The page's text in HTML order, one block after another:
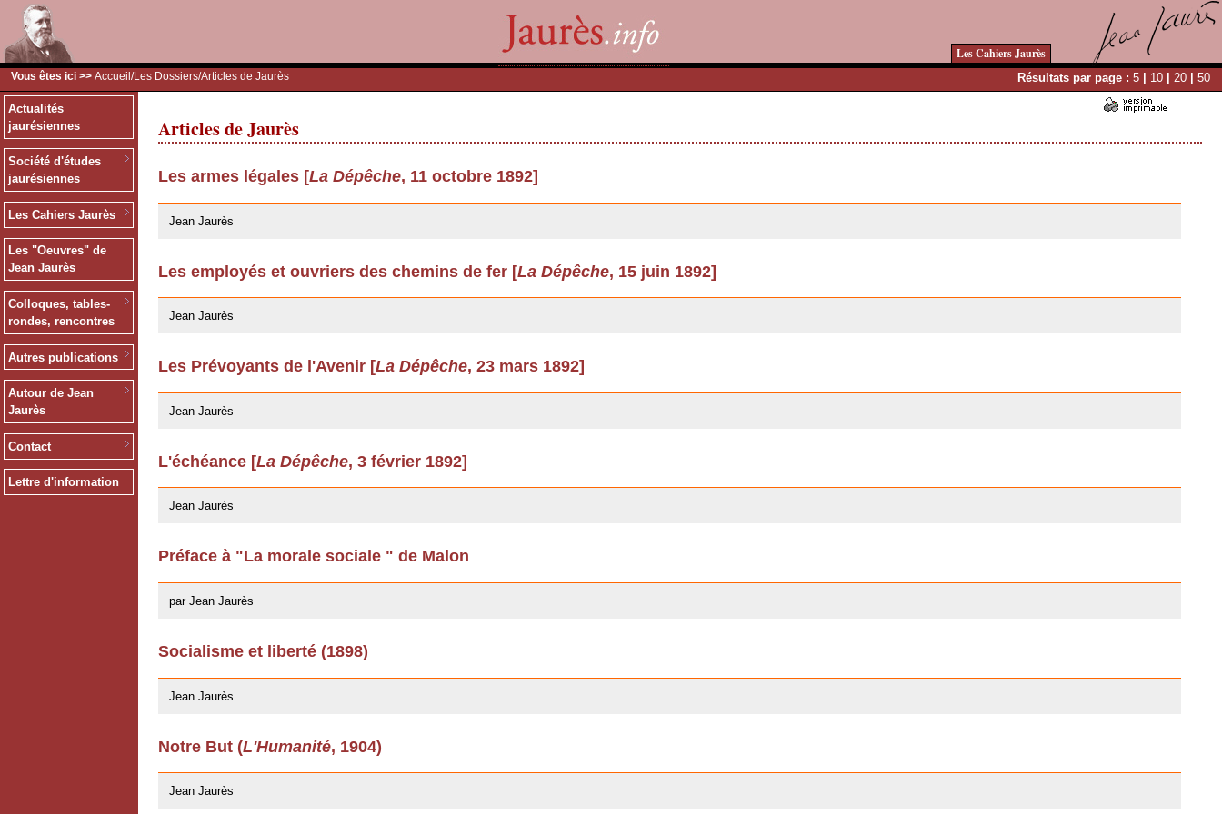
Les Cahiers Jaurès
Vous êtes ici >> Accueil /Les Dossiers/Articles de Jaurès Résultats par page : 5 | 10 | 20 | 50
Actualités
jaurésiennes
Société d'études
jaurésiennes
Les Cahiers Jaurès
Les "Oeuvres" de
Jean Jaurès
Colloques, tables-
rondes, rencontres
Autres publications
Autour de Jean
Jaurès
Contact
Lettre d'information
Articles de Jaurès
Les armes légales [La Dépêche, 11 octobre 1892]
Jean Jaurès
Les employés et ouvriers des chemins de fer [La Dépêche, 15 juin 1892]
Jean Jaurès
Les Prévoyants de l'Avenir [La Dépêche, 23 mars 1892]
Jean Jaurès
L'échéance [La Dépêche, 3 février 1892]
Jean Jaurès
Préface à "La morale sociale " de Malon
par Jean Jaurès
Socialisme et liberté (1898)
Jean Jaurès
Notre But (L'Humanité, 1904)
Jean Jaurès